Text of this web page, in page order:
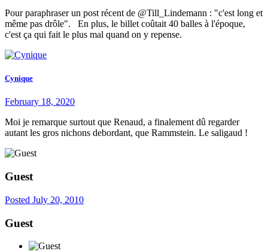
Pour paraphraser un post récent de @Till_Lindemann : "c'est long et
même pas drôle". En plus, le billet coûtait 40 balles à l'époque,
c'est ça qui fait le plus mal quand on y repense.
Cynique
February 18, 2020
Moi je remarque surtout que Renaud, a finalement dû regarder
autant les gros nichons debordant, que Rammstein. Le saligaud !
Guest
Posted July 20, 2010
Guest